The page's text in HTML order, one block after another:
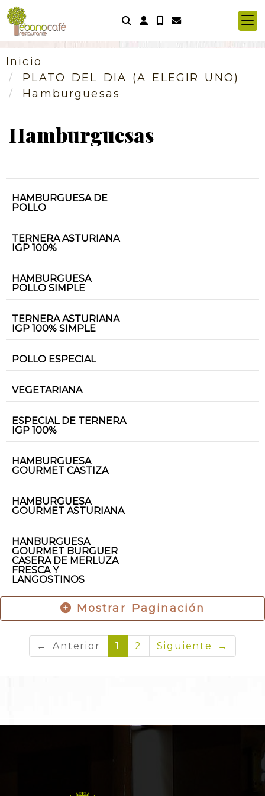
Identifícate
Inicio
PLATO DEL DIA (A ELEGIR UNO)
Hamburguesas
Hamburguesas
HAMBURGUESA DE
POLLO
TERNERA ASTURIANA
IGP 100%
HAMBURGUESA
POLLO SIMPLE
TERNERA ASTURIANA
IGP 100% SIMPLE
POLLO ESPECIAL
VEGETARIANA
ESPECIAL DE TERNERA
IGP 100%
HAMBURGUESA
GOURMET CASTIZA
HAMBURGUESA
GOURMET ASTURIANA
HANBURGUESA
GOURMET BURGUER
CASERA DE MERLUZA
FRESCA Y
LANGOSTINOS
Mostrar Paginación
← Anterior 1 2 Siguiente →